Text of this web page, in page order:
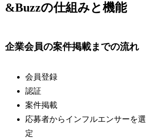
&Buzzの仕組みと機能
企業会員の案件掲載までの流れ
会員登録
認証
案件掲載
応募者からインフルエンサーを選
定